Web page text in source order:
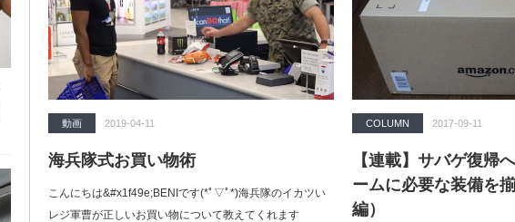
動画 2019-04-11
海兵隊式お買い物術
こんにちは&#x1f49e;BENIです(*ﾟ▽ﾟ*)海兵隊のイカツい
レジ軍曹が正しいお買い物について教えてくれます
COLUMN 2017-09-11
【連載】サバゲ復
ームに必要な装備を
編）